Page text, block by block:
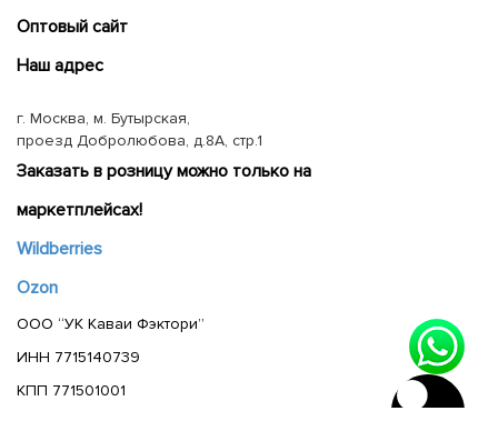
Оптовый сайт
Наш адрес
г. Москва, м. Бутырская,
проезд Добролюбова, д.8А, стр.1
Заказать в розницу можно только на
маркетплейсах!
Wildberries
Ozon
ООО “УК Каваи Фэктори”
ИНН 7715140739
КПП 771501001